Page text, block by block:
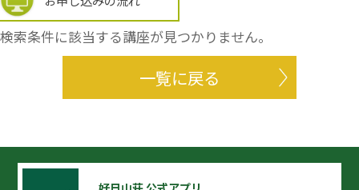
検索条件に該当する講座が見つかりません。
一覧に戻る